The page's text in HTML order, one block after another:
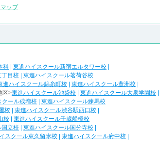
ップ
科 東進ハイスクール新宿エルタワー校
丁目校
東進ハイスクール茗荷谷校
進ハイスクール錦糸町校 東進ハイスクール豊洲校
区>東進ハイスクール池袋校 東進ハイスクール大泉学園校
クール成増校
東進ハイスクール練馬校
校 東進ハイスクール渋谷駅西口校
校
東進ハイスクール千歳船橋校
国立校 東進ハイスクール国分寺校
スクール東久留米校 東進ハイスクール府中校